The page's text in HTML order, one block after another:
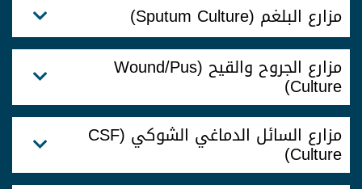
مزارع البلغم (Sputum Culture)
مزارع الجروح والقيح (Wound/Pus
Culture)
مزارع السائل الدماغي الشوكي (CSF
Culture)